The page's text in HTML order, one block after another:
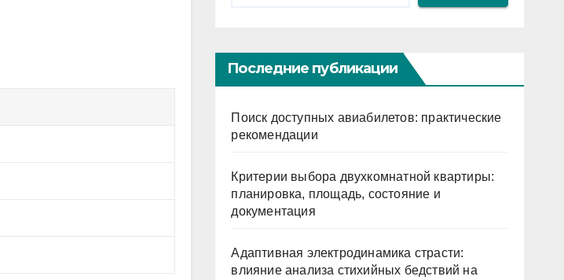
Последние публикации
Поиск доступных авиабилетов: практические
рекомендации
Критерии выбора двухкомнатной квартиры:
планировка, площадь, состояние и
документация
Адаптивная электродинамика страсти:
влияние анализа стихийных бедствий на